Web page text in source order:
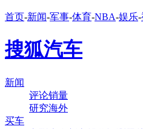
首页-新闻-军事-体育-NBA-娱乐-
搜狐汽车
新闻
评论销量
研究海外
买车